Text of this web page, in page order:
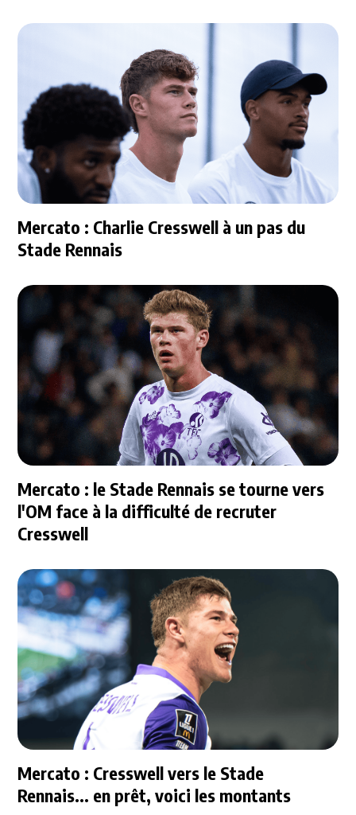
Mercato : Charlie Cresswell à un pas du
Stade Rennais
Mercato : le Stade Rennais se tourne vers
l'OM face à la difficulté de recruter
Cresswell
Mercato : Cresswell vers le Stade
Rennais... en prêt, voici les montants